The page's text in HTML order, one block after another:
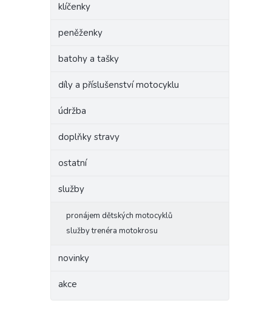
klíčenky
peněženky
batohy a tašky
díly a příslušenství motocyklu
údržba
doplňky stravy
ostatní
služby
pronájem dětských motocyklů
služby trenéra motokrosu
novinky
akce